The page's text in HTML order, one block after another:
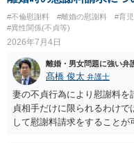
#不倫慰謝料 #離婚の慰謝料 #育
#異性関係(不貞等)
2026年7月4日
離婚・男女問題に強い弁
髙橋 俊太 弁護士
妻の不貞行為により慰謝料を
貞相手だけに限られるわけ
して慰謝料請求をすること